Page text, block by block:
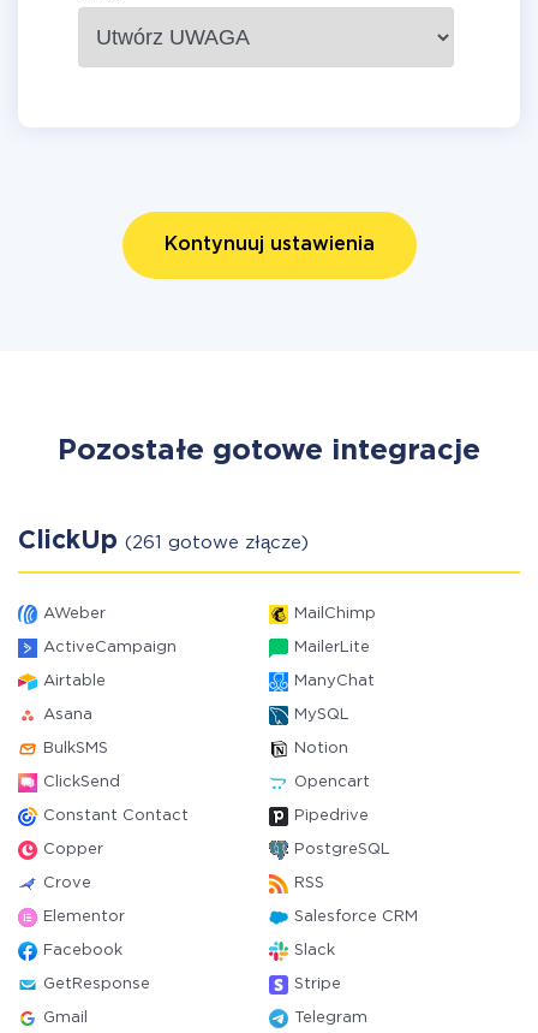
Kontynuuj ustawienia
Pozostałe gotowe integracje
ClickUp (261 gotowe złącze)
AWeber MailChimp
ActiveCampaign MailerLite
Airtable ManyChat
Asana MySQL
BulkSMS Notion
ClickSend Opencart
Constant Contact Pipedrive
Copper PostgreSQL
Crove RSS
Elementor Salesforce CRM
Facebook Slack
GetResponse Stripe
Gmail Telegram